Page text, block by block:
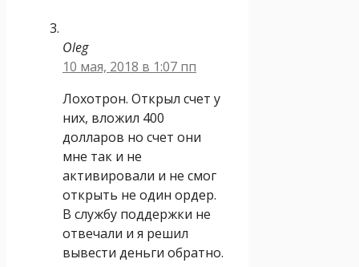
Oleg
10 мая, 2018 в 1:07 пп
Лохотрон. Открыл счет у
них, вложил 400
долларов но счет они
мне так и не
активировали и не смог
открыть не один ордер.
В службу поддержки не
отвечали и я решил
вывести деньги обратно.